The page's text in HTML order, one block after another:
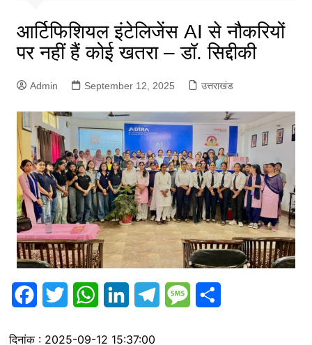
आर्टिफिशियल इंटेलिजेंस AI से नौकरियों
पर नहीं हैं कोई खतरा – डॉ. सिद्दीकी
Admin September 12, 2025 उत्तराखंड
दिनांक : 2025-09-12 15:37:00